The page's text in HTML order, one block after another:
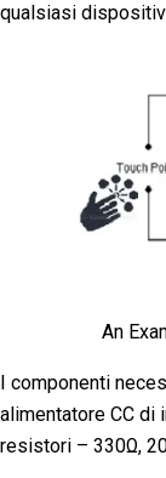
qualsiasi
An
I componenti
alimentatore CC di
resistori – 330Ω,